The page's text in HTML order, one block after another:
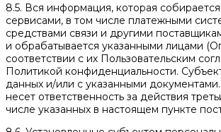
8.5. Вся информация, которая
сервисами, в том числе платежными
средствами связи и другими
и обрабатывается указанными лицами
соответствии с их Пользовательским
Политикой конфиденциальности.
данных и/или с указанными
несет ответственность за действия
числе указанных в настоящем пункте